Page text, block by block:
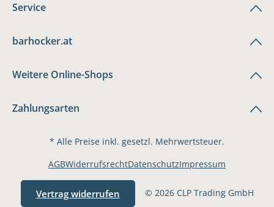
Service
barhocker.at
Weitere Online-Shops
Zahlungsarten
* Alle Preise inkl. gesetzl. Mehrwertsteuer.
Vertrag widerrufen © 2026 CLP Trading GmbH
AGBWiderrufsrechtDatenschutzImpressum